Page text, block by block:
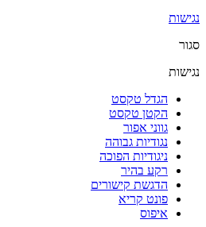
נגישות
סגור
נגישות
הגדל טקסט
הקטן טקסט
גווני אפור
נגודיות גבוהה
ניגודיות הפוכה
רקע בהיר
הדגשת קישורים
פונט קריא
איפוס